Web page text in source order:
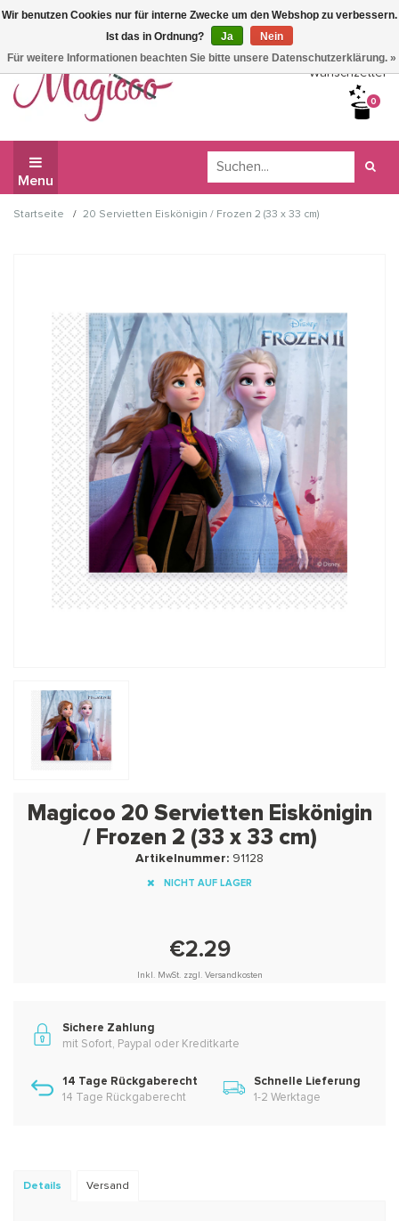
Wir haben Betriebsferien, daher können Sie derzeit nicht
bestellen.
Wunschzettel
0
Menu
Startseite / 20 Servietten Eiskönigin / Frozen 2 (33 x 33 cm)
Magicoo 20 Servietten Eiskönigin
/ Frozen 2 (33 x 33 cm)
Artikelnummer: 91128
NICHT AUF LAGER
€2.29
Inkl. MwSt. zzgl. Versandkosten
Sichere Zahlung
mit Sofort, Paypal oder Kreditkarte
14 Tage Rückgaberecht
14 Tage Rückgaberecht
Schnelle Lieferung
1-2 Werktage
Details Versand
Wir benutzen Cookies nur für interne Zwecke um den Webshop zu verbessern.
Ist das in Ordnung?
Ja
Nein
Für weitere Informationen beachten Sie bitte unsere Datenschutzerklärung. »